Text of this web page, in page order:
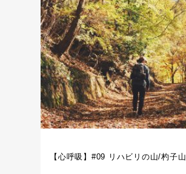
【心呼吸】#09 リハビリの山/杓子山